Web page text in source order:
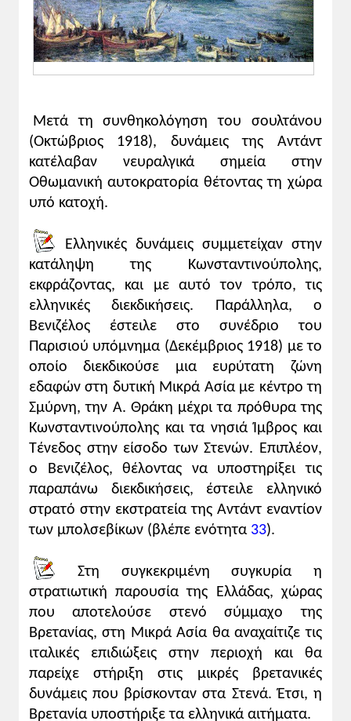
Σχολιασμός γραπτών πηγών
1α και 1β. Τα δύο κείμενα θα πρέπει να
μελετηθούν παράλληλα. Σε αυτά, το ίδιο
γεγονός, η απόβαση ελληνικών
από μεν τους Έλληνες ως απελευθέρωση
από δε τους Τούρκους ως υποδούλωση.
Ειδικότερα στο δεύτερο κείμενο
χρησιμοποιείται λεξιλόγιο δανεισμένο από
την πολιτική επιχειρηματολογία του
εθνικισμού, στο οποίο, βεβαίως, δεσπόζουν
δικαιώματά του, που πλήττονται, σύμφωνα
με τον Τούρκο συντάκτη του κειμένου, από
την ελληνική στρατιωτική παρουσία στη
Σμύρνη.
2. Ιδιαίτερα θα πρέπει να επισημανθεί η,
σχεδόν αγωνιώδης, προσπάθεια του Ελ.
Βενιζέλου να πείσει τους Έλληνες της
Μικράς Ασίας ότι πρέπει οπωσδήποτε να
αποφύγουν τις ακρότητες σε βάρος την
σύνοικων Τούρκων αλλά και των ιταλικών
δυνάμεων που βρίσκονταν νότια της
ελληνικής ζώνης κατοχής, γιατί κάτι τέτοιο
θα έβλαπτε σοβαρά τις ελληνικές
επιδιώξεις.
Σχολιασμός εικονιστικού υλικού
νερά του Βοσπόρου με φόντο την Αγια
Σοφιά δεν είναι υπερβολή να ειπωθεί ότι
αποτελούσε, για τους οπαδούς της
Μεγάλης Ιδέας, δηλαδή για τους
περισσότερους Έλληνες, την υλοποίηση
ενός ονείρου. Κύματα ενθουσιασμού
κατέλαβαν τους Έλληνες της Πόλης, που
θεώρησαν ότι έφτασε η ώρα της
ενσωμάτωσής τους στο ελληνικό κράτος και
Μετά τη συνθηκολόγηση του σουλτάνου
(Οκτώβριος 1918), δυνάμεις της Αντάντ
κατέλαβαν νευραλγικά σημεία στην
Οθωμανική αυτοκρατορία θέτοντας τη χώρα
υπό κατοχή.
Ελληνικές δυνάμεις συμμετείχαν στην
κατάληψη της Κωνσταντινούπολης,
εκφράζοντας, και με αυτό τον τρόπο, τις
ελληνικές διεκδικήσεις. Παράλληλα, ο
Βενιζέλος έστειλε στο συνέδριο του
Παρισιού υπόμνημα (Δεκέμβριος 1918) με το
οποίο διεκδικούσε μια ευρύτατη ζώνη
εδαφών στη δυτική Μικρά Ασία με κέντρο τη
Σμύρνη, την Α. Θράκη μέχρι τα πρόθυρα της
Κωνσταντινούπολης και τα νησιά Ίμβρος και
Τένεδος στην είσοδο των Στενών. Επιπλέον,
ο Βενιζέλος, θέλοντας να υποστηρίξει τις
παραπάνω διεκδικήσεις, έστειλε ελληνικό
στρατό στην εκστρατεία της Αντάντ εναντίον
των μπολσεβίκων (βλέπε ενότητα 33).
Στη συγκεκριμένη συγκυρία η
στρατιωτική παρουσία της Ελλάδας, χώρας
που αποτελούσε στενό σύμμαχο της
Βρετανίας, στη Μικρά Ασία θα αναχαίτιζε τις
ιταλικές επιδιώξεις στην περιοχή και θα
παρείχε στήριξη στις μικρές βρετανικές
δυνάμεις που βρίσκονταν στα Στενά. Έτσι, η
Βρετανία υποστήριξε τα ελληνικά αιτήματα.